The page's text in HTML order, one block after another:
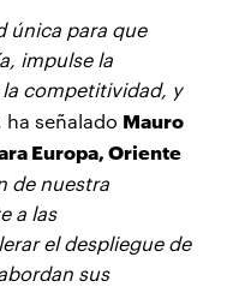
única para que
impulse la
competitividad, y
ha señalado Mauro
Europa, Oriente
de nuestra
a las
el despliegue de
sus